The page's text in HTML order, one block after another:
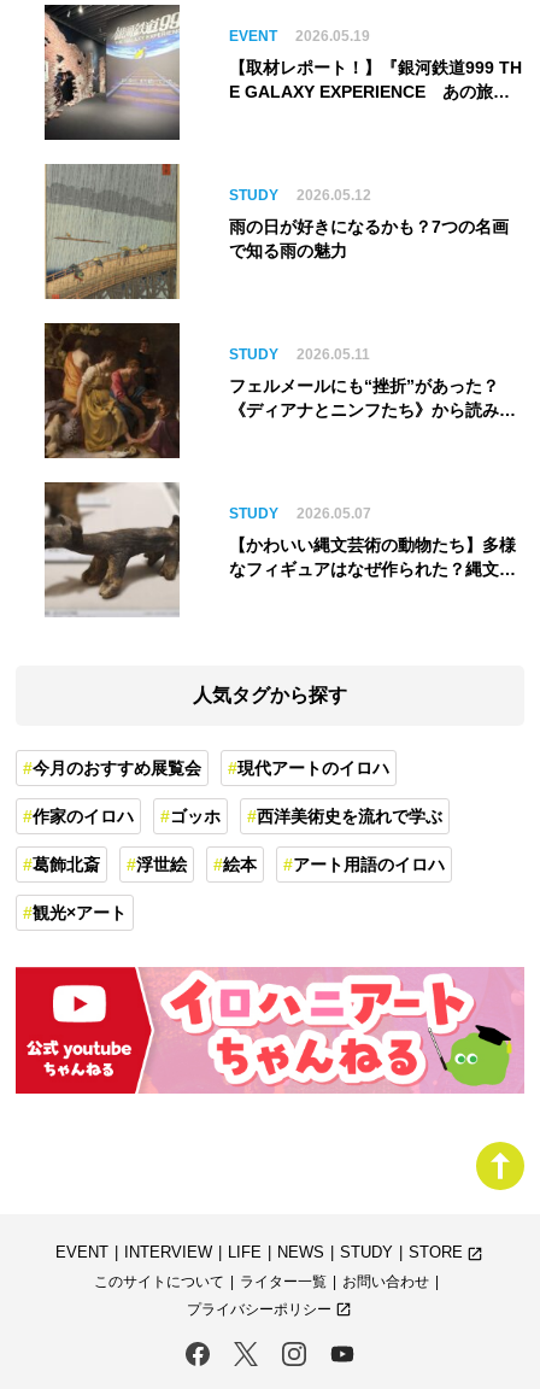
EVENT 2026.05.19
【取材レポート！】『銀河鉄道999 TH
E GALAXY EXPERIENCE あの旅
ム】
STUDY 2026.05.12
雨の日が好きになるかも？7つの名画
で知る雨の魅力
STUDY 2026.05.11
フェルメールにも“挫折”があった？
《ディアナとニンフたち》から読み解
STUDY 2026.05.07
【かわいい縄文芸術の動物たち】多様
なフィギュアはなぜ作られた？縄文人
人気タグから探す
今月のおすすめ展覧会 現代アートのイロハ
作家のイロハ ゴッホ 西洋美術史を流れで学ぶ
葛飾北斎 浮世絵 絵本 アート用語のイロハ
観光×アート
EVENT INTERVIEW LIFE NEWS STUDY STORE launch
このサイトについて
ライター一覧
お問い合わせ
プライバシーポリシー launch